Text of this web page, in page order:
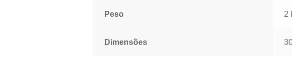
Peso 2
Dimensões